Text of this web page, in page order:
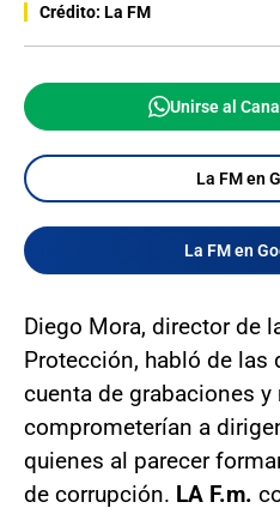
Crédito: La FM
Unirse al
La FM en
La FM en
Diego Mora, director de
Protección, habló de las
cuenta de grabaciones
comprometerían a
quienes al parecer
de corrupción. LA F.m.